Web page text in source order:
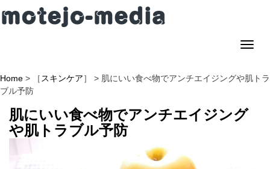
T
o
g
v
i
g
Home > ［スキンケア］ > 肌にいい食べ物でアンチエイジングや肌トラ
ブル予防
肌にいい食べ物でアンチエイジング
や肌トラブル予防